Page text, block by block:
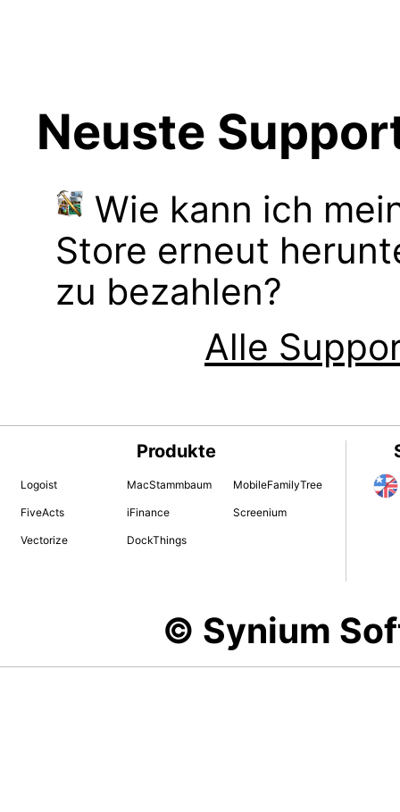
Neuste
Wie kann ich
Store erneut
zu bezahlen?
Alle
Produkte
Logoist MacStammbaum MobileFamilyTree
FiveActs iFinance Screenium
Vectorize DockThings
© Synium